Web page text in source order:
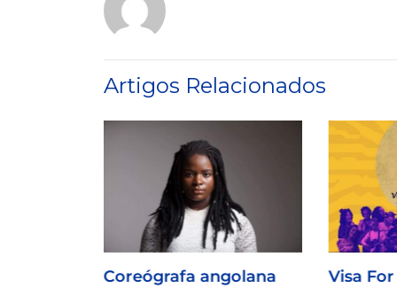
Artigos Relacionados
Coreógrafa angolana
Visa